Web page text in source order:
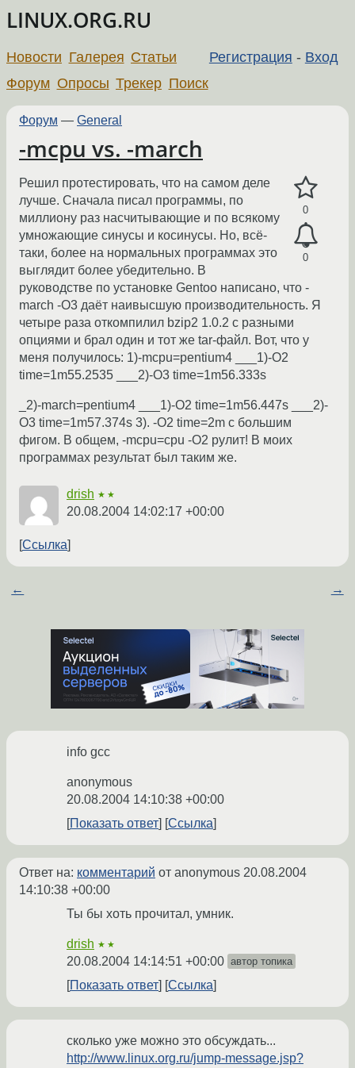
LINUX.ORG.RU
Регистрация - Вход
Новости Галерея Статьи
Форум Опросы Трекер Поиск
Форум — General
-mcpu vs. -march
0
0
Решил протестировать, что на самом деле
лучше. Сначала писал программы, по
миллиону раз насчитывающие и по всякому
умножающие синусы и косинусы. Но, всё-
таки, более на нормальных программах это
выглядит более убедительно. В
руководстве по установке Gentoo написано, что -
march -O3 даёт наивысшую производительность. Я
четыре раза откомпилил bzip2 1.0.2 с разными
опциями и брал один и тот же tar-файл. Вот, что у
меня получилось: 1)-mcpu=pentium4 ___1)-O2
time=1m55.2535 ___2)-O3 time=1m56.333s
_2)-march=pentium4 ___1)-O2 time=1m56.447s ___2)-
O3 time=1m57.374s 3). -O2 time=2m с большим
фигом. В общем, -mcpu=cpu -O2 рулит! В моих
программах результат был таким же.
drish ★★
20.08.2004 14:02:17 +00:00
Ссылка
← →
info gcc
anonymous
20.08.2004 14:10:38 +00:00
Показать ответ
Ссылка
Ответ на: комментарий от anonymous 20.08.2004
14:10:38 +00:00
Ты бы хоть прочитал, умник.
drish ★★
20.08.2004 14:14:51 +00:00 автор топика
Показать ответ Ссылка
сколько уже можно это обсуждать...
http://www.linux.org.ru/jump-message.jsp?